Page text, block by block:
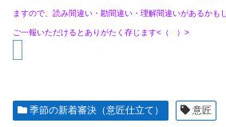
ますので、読み間違い・勘間違い・理解間違いがあるかも
ご一報いただけるとありがたく存じます<（ ）>
季節の新着審決（意匠仕立て） 意匠